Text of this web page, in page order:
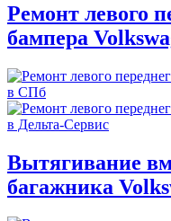
Ремонт левого
бампера
Вытягивание
багажника